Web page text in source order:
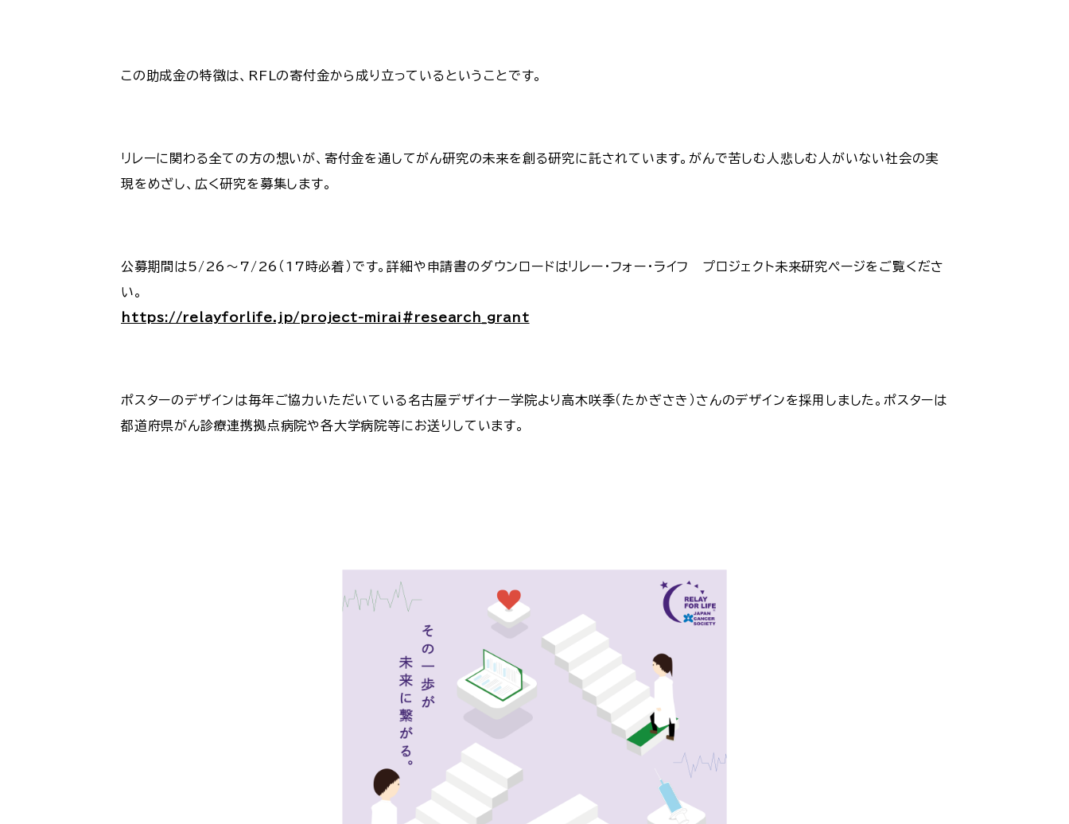
この助成金の特徴は、RFLの寄付金から成り立っているということです。
リレーに関わる全ての方の想いが、寄付金を通してがん研究の未来を創る研究に託されています。がんで苦しむ人悲しむ人がいない社会の実
現をめざし、広く研究を募集します。
公募期間は5/26～7/26（17時必着）です。詳細や申請書のダウンロードはリレー・フォー・ライフ プロジェクト未来研究ページをご覧くださ
い。
https://relayforlife.jp/project-mirai#research_grant
ポスターのデザインは毎年ご協力いただいている名古屋デザイナー学院より高木咲季（たかぎさき）さんのデザインを採用しました。ポスターは
都道府県がん診療連携拠点病院や各大学病院等にお送りしています。